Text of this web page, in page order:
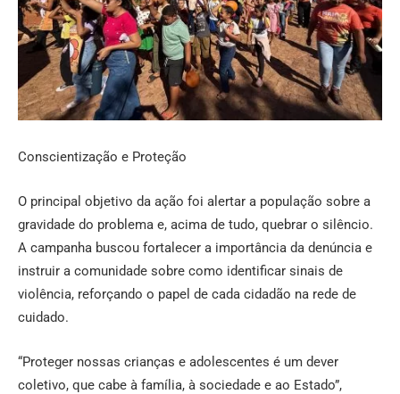
Conscientização e Proteção
O principal objetivo da ação foi alertar a população sobre a
gravidade do problema e, acima de tudo, quebrar o silêncio.
A campanha buscou fortalecer a importância da denúncia e
instruir a comunidade sobre como identificar sinais de
violência, reforçando o papel de cada cidadão na rede de
cuidado.
“Proteger nossas crianças e adolescentes é um dever
coletivo, que cabe à família, à sociedade e ao Estado”,